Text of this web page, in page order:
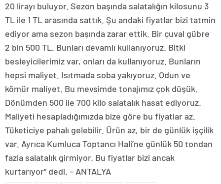
20 lirayı buluyor. Sezon başında salatalığın kilosunu 3
TL ile 1 TL arasında sattık. Şu andaki fiyatlar bizi tatmin
ediyor ama sezon başında zarar ettik. Bir çuval gübre
2 bin 500 TL. Bunları devamlı kullanıyoruz. Bitki
besleyicilerimiz var, onları da kullanıyoruz. Bunların
hepsi maliyet. Isıtmada soba yakıyoruz. Odun ve
kömür maliyet. Bu mevsimde tonajımız çok düşük.
Dönümden 500 ile 700 kilo salatalık hasat ediyoruz.
Maliyeti hesapladığımızda bize göre bu fiyatlar az.
Tüketiciye pahalı gelebilir. Ürün az, bir de günlük işçilik
var. Ayrıca Kumluca Toptancı Hali’ne günlük 50 tondan
fazla salatalık girmiyor. Bu fiyatlar bizi ancak
kurtarıyor” dedi. – ANTALYA